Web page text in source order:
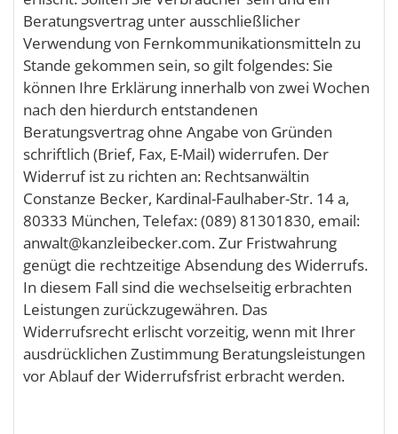
Beratungsvertrag unter ausschließlicher
Verwendung von Fernkommunikationsmitteln zu
Stande gekommen sein, so gilt folgendes: Sie
können Ihre Erklärung innerhalb von zwei Wochen
nach den hierdurch entstandenen
Beratungsvertrag ohne Angabe von Gründen
schriftlich (Brief, Fax, E-Mail) widerrufen. Der
Widerruf ist zu richten an: Rechtsanwältin
Constanze Becker, Kardinal-Faulhaber-Str. 14 a,
80333 München, Telefax: (089) 81301830, email:
anwalt@kanzleibecker.com. Zur Fristwahrung
genügt die rechtzeitige Absendung des Widerrufs.
In diesem Fall sind die wechselseitig erbrachten
Leistungen zurückzugewähren. Das
Widerrufsrecht erlischt vorzeitig, wenn mit Ihrer
ausdrücklichen Zustimmung Beratungsleistungen
vor Ablauf der Widerrufsfrist erbracht werden.